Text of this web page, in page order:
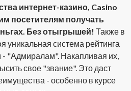
интернет-казино, Casino
посетителям получать
Без отыгрышей! Также в
уникальная система рейтинга
- "Адмиралам". Накапливая их,
свое "звание". Это даст
- особенно в курсе